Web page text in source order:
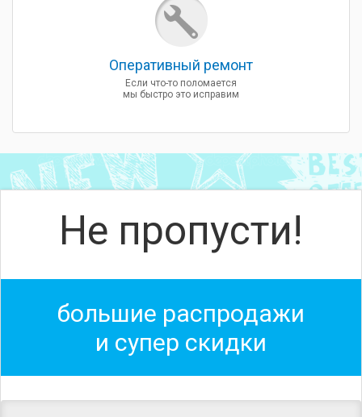
Оперативный ремонт
Если что-то поломается
мы быстро это исправим
Не пропусти!
большие распродажи
и супер скидки